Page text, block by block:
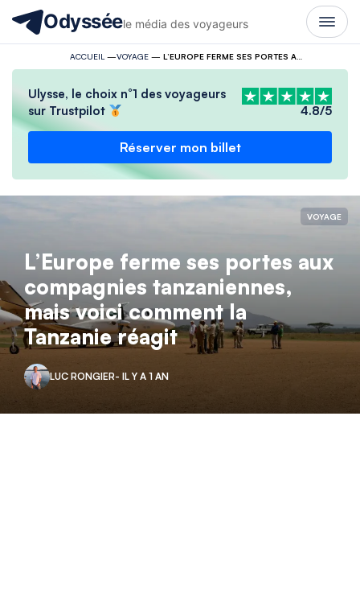
Odysséele média des voyageurs
ACCUEIL —VOYAGE— L’EUROPE FERME SES PORTES AUX COMPAGNIES TANZANIENNES, MAIS VOICI COMMENT LA TANZANIE RÉAGIT
Ulysse, le choix n°1 des voyageurs
sur Trustpilot
4.8/5
Réserver mon billet
VOYAGE
L’Europe ferme ses portes aux
compagnies tanzaniennes,
mais voici comment la
Tanzanie réagit
LUC RONGIER- IL Y A 1 AN